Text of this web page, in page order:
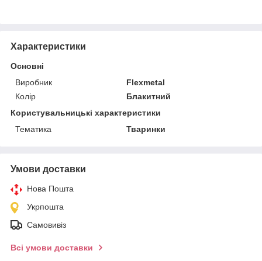
Характеристики
Основні
Виробник
Flexmetal
Колір
Блакитний
Користувальницькі характеристики
Тематика
Тваринки
Умови доставки
Нова Пошта
Укрпошта
Самовивіз
Всі умови доставки